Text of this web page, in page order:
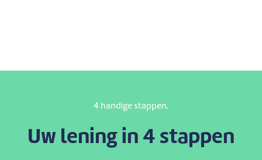
4 handige stappen.
Uw lening in 4 stappen